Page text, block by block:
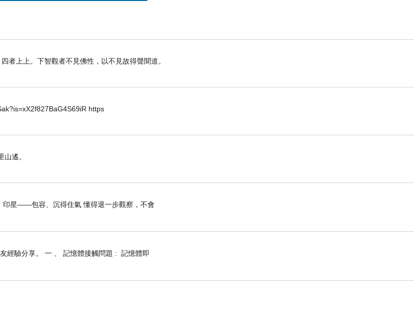
者上上。下智觀者不見佛性，以不見故得聲聞道。
https
遙。
星——包容、沉得住氣 懂得退一步觀察，不會
經驗分享。 一 、 記憶體接觸問題 : 記憶體即